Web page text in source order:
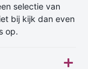
selectie van
bij kijk dan even
op.